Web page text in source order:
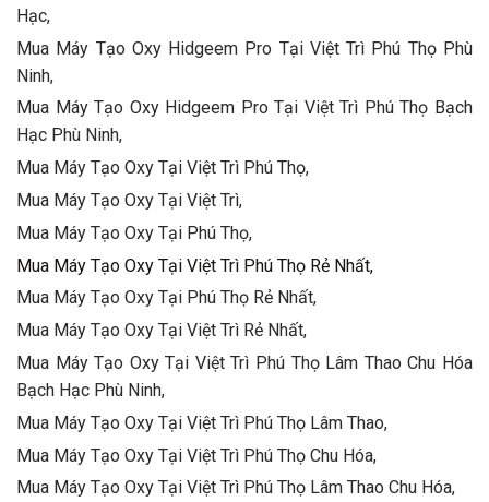
Hạc,
Mua Máy Tạo Oxy Hidgeem Pro Tại Việt Trì Phú Thọ Phù
Ninh,
Mua Máy Tạo Oxy Hidgeem Pro Tại Việt Trì Phú Thọ Bạch
Hạc Phù Ninh,
Mua Máy Tạo Oxy Tại Việt Trì Phú Thọ,
Mua Máy Tạo Oxy Tại Việt Trì,
Mua Máy Tạo Oxy Tại Phú Thọ,
Mua Máy Tạo Oxy Tại Việt Trì Phú Thọ Rẻ Nhất,
Mua Máy Tạo Oxy Tại Phú Thọ Rẻ Nhất,
Mua Máy Tạo Oxy Tại Việt Trì Rẻ Nhất,
Mua Máy Tạo Oxy Tại Việt Trì Phú Thọ Lâm Thao Chu Hóa
Bạch Hạc Phù Ninh,
Mua Máy Tạo Oxy Tại Việt Trì Phú Thọ Lâm Thao,
Mua Máy Tạo Oxy Tại Việt Trì Phú Thọ Chu Hóa,
Mua Máy Tạo Oxy Tại Việt Trì Phú Thọ Lâm Thao Chu Hóa,